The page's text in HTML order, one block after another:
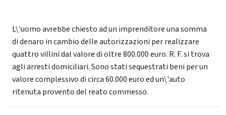
L\'uomo avrebbe chiesto ad un imprenditore una somma
di denaro in cambio delle autorizzazioni per realizzare
quattro villini dal valore di oltre 800.000 euro. R. F. si trova
agli arresti domiciliari. Sono stati sequestrati beni per un
valore complessivo di circa 60.000 euro ed un\'auto
ritenuta provento del reato commesso.